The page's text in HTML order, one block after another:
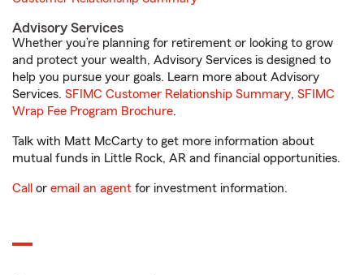
Advisory Services
Whether you’re planning for retirement or looking to grow
and protect your wealth, Advisory Services is designed to
help you pursue your goals. Learn more about Advisory
Services. SFIMC Customer Relationship Summary, SFIMC
Wrap Fee Program Brochure.
Talk with Matt McCarty to get more information about
mutual funds in Little Rock, AR and financial opportunities.
Call or email an agent for investment information.